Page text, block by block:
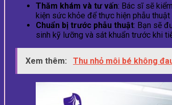
Thăm khám và tư vấn: Bác sĩ sẽ
kiện sức khỏe để thực hiện phẫu thuật
Chuẩn bị trước phẫu thuật: Bạn sẽ
sinh kỹ lưỡng và sát khuẩn trước khi
Xem thêm: Thu nhỏ môi bé không